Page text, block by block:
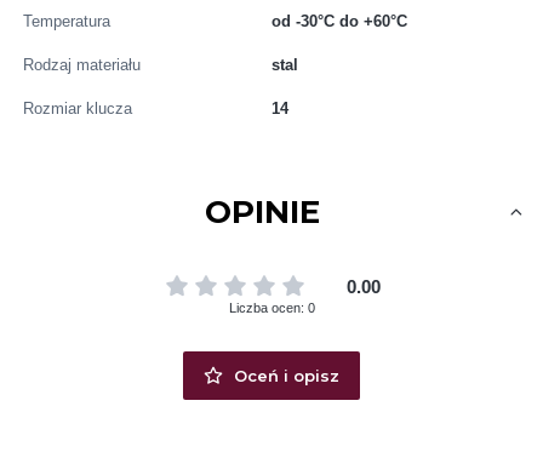
Temperatura od -30°C do +60°C
Rodzaj materiału stal
Rozmiar klucza 14
OPINIE
0.00
Liczba ocen: 0
Oceń i opisz